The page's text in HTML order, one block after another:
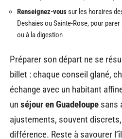
Renseignez-voussur les horaires
Deshaies ou Sainte-Rose, pour
ou à la digestion
Préparer son départ ne se
billet : chaque conseil glané,
échange avec un habitant
un séjour en Guadeloupe sans
ajustements, souvent
différence. Reste à savourer